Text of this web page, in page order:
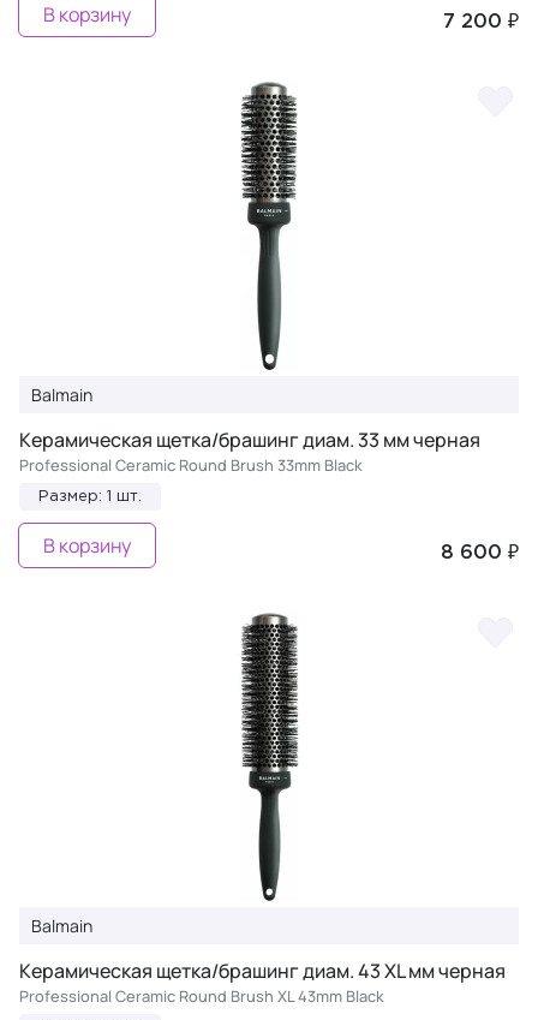
7 200 ₽
В корзину
Balmain
Керамическая щетка/брашинг диам. 33 мм черная
Professional Ceramic Round Brush 33mm Black
Размер: 1 шт.
8 600 ₽
В корзину
Balmain
Керамическая щетка/брашинг диам. 43 XL мм черная
Professional Ceramic Round Brush XL 43mm Black